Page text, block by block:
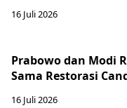
16 Juli 2026
Prabowo dan Modi
Sama Restorasi
16 Juli 2026